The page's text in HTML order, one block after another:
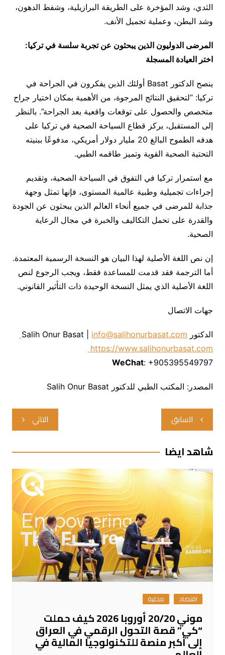
الثدي، وشد المؤخرة على الطريقة البرازيلية، وشفط الدهون،
وشد البطن، وعملية تجميل الأنف.
المرضى الدوليون الذين يبحثون عن تجربة سلسة في تركيا:
اختر العيادة المسجلة
ينصح الدكتور Basat أولئك الذين يفكرون في الجراحة في
تركيا: “لتحقيق النتائج المرجوة، من الأهمية بمكان اختيار جراح
متخصص والحصول على توقعات واقعية بعد الجراحة”. بالنظر
إلى المستقبل، يركز قطاع السياحة الصحية في تركيا على
هدفه الطموح البالغ 20 مليار دولار أمريكي، مدفوعًا ببنيته
التحتية الصحية القوية وتميز طاقمه الطبي.
مع استمرار تركيا في التفوق في السياحة الصحية، وتقديم
إجراءات تجميلية وطبية عالمية المستوى، فإنها تمثل وجهة
جذابة للمرضى في جميع أنحاء العالم الذين يبحثون عن الجودة
والقدرة على تحمل التكاليف والخبرة في مجال الرعاية
الصحية.
إن نص اللغة الأصلية لهذا البيان هو النسخة الرسمية المعتمدة.
أما الترجمة فقد قدمت للمساعدة فقط، ويجب الرجوع لنص
اللغة الأصلية الذي يمثل النسخة الوحيدة ذات التأثير القانوني.
جهات الاتصال
الدكتور Salih Onur Basat | info@salihonurbasat.com
https://www.salihonurbasat.com
WeChat: +905395549797
المصدر: المكتب الطبي للدكتور Salih Onur Basat
تصفّح
المقالات
السابق التالي
شاهد ايضا
اقتصاد محلية
موني 20/20 أوروبا 2026 كيف حملت
“كي” قصة التحول الرقمي في العراق
إلى أكبر منصة للتكنولوجيا المالية في